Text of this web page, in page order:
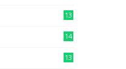
13
14
13